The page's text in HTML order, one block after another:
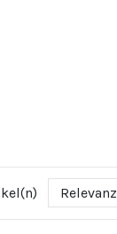
Relevanz